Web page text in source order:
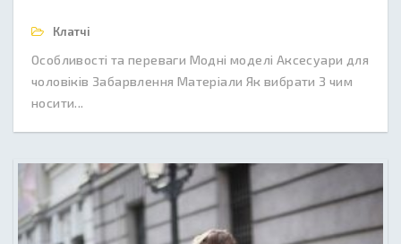
Клатчі
Особливості та переваги Модні моделі Аксесуари для
чоловіків Забарвлення Матеріали Як вибрати З чим
носити...